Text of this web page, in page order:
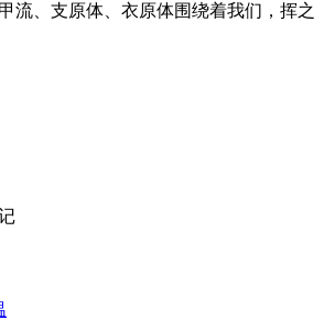
流、支原体、衣原体围绕着我们，挥之